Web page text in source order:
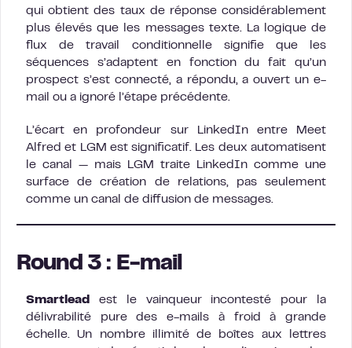
qui obtient des taux de réponse considérablement
plus élevés que les messages texte. La logique de
flux de travail conditionnelle signifie que les
séquences s’adaptent en fonction du fait qu’un
prospect s’est connecté, a répondu, a ouvert un e-
mail ou a ignoré l’étape précédente.
L’écart en profondeur sur LinkedIn entre Meet
Alfred et LGM est significatif. Les deux automatisent
le canal — mais LGM traite LinkedIn comme une
surface de création de relations, pas seulement
comme un canal de diffusion de messages.
Round 3 : E-mail
Smartlead
est le vainqueur incontesté pour la
délivrabilité pure des e-mails à froid à grande
échelle. Un nombre illimité de boîtes aux lettres